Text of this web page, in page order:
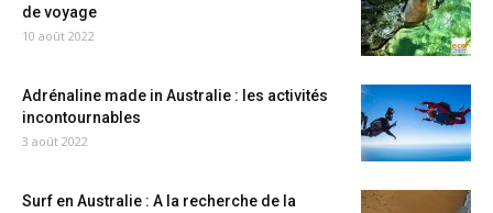
de voyage
10 août 2022
Adrénaline made in Australie : les activités
incontournables
3 août 2022
Surf en Australie : A la recherche de la